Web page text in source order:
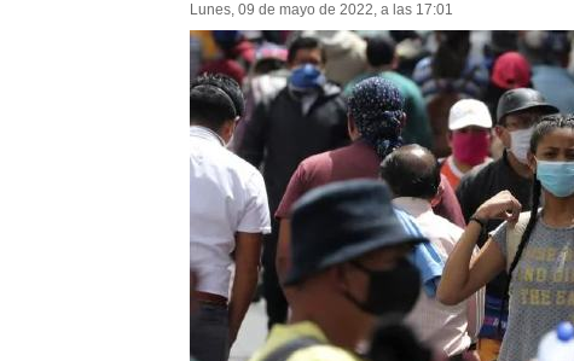
Lunes, 09 de mayo de 2022, a las 17:01